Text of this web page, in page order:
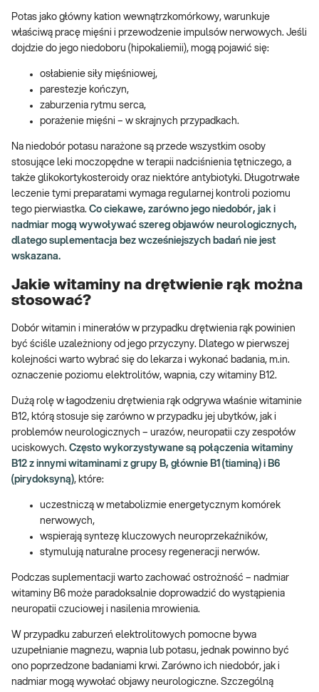
Potas jako główny kation wewnątrzkomórkowy, warunkuje
właściwą pracę mięśni i przewodzenie impulsów nerwowych. Jeśli
dojdzie do jego niedoboru (hipokaliemii), mogą pojawić się:
osłabienie siły mięśniowej,
parestezje kończyn,
zaburzenia rytmu serca,
porażenie mięśni – w skrajnych przypadkach.
Na niedobór potasu narażone są przede wszystkim osoby
stosujące leki moczopędne w terapii nadciśnienia tętniczego, a
także glikokortykosteroidy oraz niektóre antybiotyki. Długotrwałe
leczenie tymi preparatami wymaga regularnej kontroli poziomu
tego pierwiastka. Co ciekawe, zarówno jego niedobór, jak i
nadmiar mogą wywoływać szereg objawów neurologicznych,
dlatego suplementacja bez wcześniejszych badań nie jest
wskazana.
Jakie witaminy na drętwienie rąk można
stosować?
Dobór witamin i minerałów w przypadku drętwienia rąk powinien
być ściśle uzależniony od jego przyczyny. Dlatego w pierwszej
kolejności warto wybrać się do lekarza i wykonać badania, m.in.
oznaczenie poziomu elektrolitów, wapnia, czy witaminy B12.
Dużą rolę w łagodzeniu drętwienia rąk odgrywa właśnie witaminie
B12, którą stosuje się zarówno w przypadku jej ubytków, jak i
problemów neurologicznych – urazów, neuropatii czy zespołów
uciskowych. Często wykorzystywane są połączenia witaminy
B12 z innymi witaminami z grupy B, głównie B1 (tiaminą) i B6
(pirydoksyną), które:
uczestniczą w metabolizmie energetycznym komórek
nerwowych,
wspierają syntezę kluczowych neuroprzekaźników,
stymulują naturalne procesy regeneracji nerwów.
Podczas suplementacji warto zachować ostrożność – nadmiar
witaminy B6 może paradoksalnie doprowadzić do wystąpienia
neuropatii czuciowej i nasilenia mrowienia.
W przypadku zaburzeń elektrolitowych pomocne bywa
uzupełnianie magnezu, wapnia lub potasu, jednak powinno być
ono poprzedzone badaniami krwi. Zarówno ich niedobór, jak i
nadmiar mogą wywołać objawy neurologiczne. Szczególną